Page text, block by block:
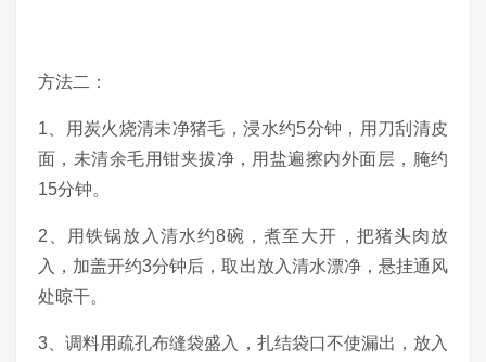
方法二：
1、用炭火烧清未净猪毛，浸水约5分钟，用刀刮清皮
面，未清余毛用钳夹拔净，用盐遍擦内外面层，腌约
15分钟。
2、用铁锅放入清水约8碗，煮至大开，把猪头肉放
入，加盖开约3分钟后，取出放入清水漂净，悬挂通风
处晾干。
3、调料用疏孔布缝袋盛入，扎结袋口不使漏出，放入